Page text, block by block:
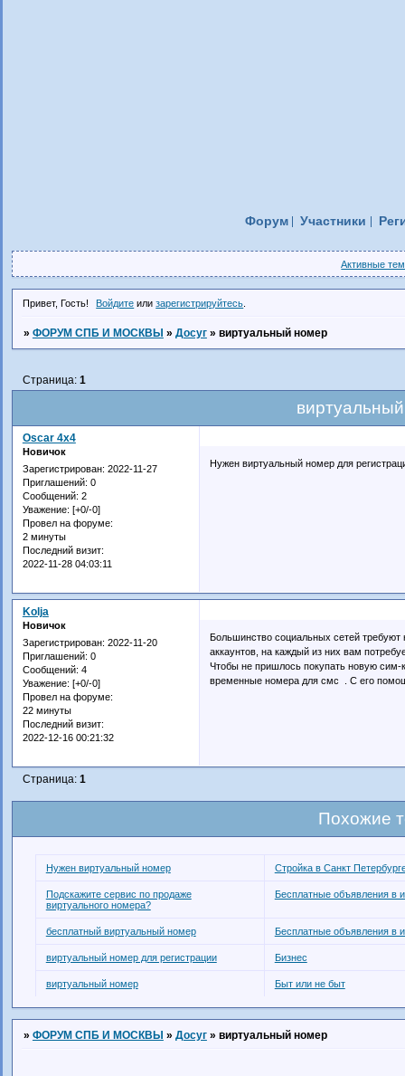
Форум Участники
Активные
Привет, Гость! Войдите илизарегистрируйтесь
» ФОРУМ СПБ И МОСКВЫ » Досуг » виртуальный номер
Страница: 1
Oscar 4x4
Новичок
Зарегистрирован: 2022-11-27
Приглашений: 0
Сообщений: 2
Уважение: [+0/-0]
Провел на форуме:
2 минуты
Последний визит:
2022-11-28 04:03:11
Нужен виртуальный номер для
Koljа
Новичок
Зарегистрирован: 2022-11-20
Приглашений: 0
Сообщений: 4
Уважение: [+0/-0]
Провел на форуме:
22 минуты
Последний визит:
2022-12-16 00:21:32
Большинство социальных сетей требуют
аккаунтов, на каждый из них вам
Чтобы не пришлось покупать новую сим-
временные номера для смс . С его
Страница: 1
Похожие
Нужен виртуальный номер Стройка в Санкт
Подскажите сервис по продаже
виртуального номера?
Бесплатные объявления в
бесплатный виртуальный номер Бесплатные объявления в
виртуальный номер для регистрации Бизнес
виртуальный номер Быт или не быт
» ФОРУМ СПБ И МОСКВЫ » Досуг » виртуальный номер